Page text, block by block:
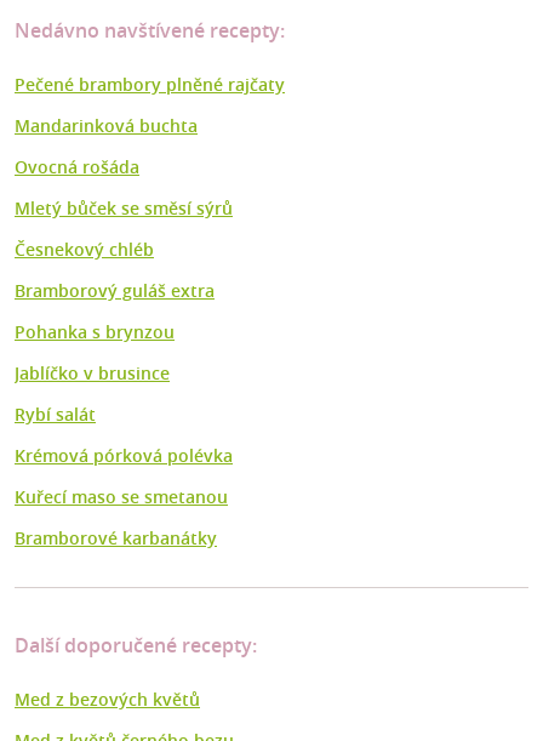
Nedávno navštívené recepty:
Pečené brambory plněné rajčaty
Mandarinková buchta
Ovocná rošáda
Mletý bůček se směsí sýrů
Česnekový chléb
Bramborový guláš extra
Pohanka s brynzou
Jablíčko v brusince
Rybí salát
Krémová pórková polévka
Kuřecí maso se smetanou
Bramborové karbanátky
Další doporučené recepty:
Med z bezových květů